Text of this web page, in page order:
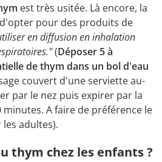
est très usitée. Là encore, la
pour des produits de
en diffusion en inhalation
(Déposer 5 à
de thym dans un bol d'eau
couvert d'une serviette au-
par le nez puis expirer par la
A faire de préférence le
adultes).
thym chez les enfants ?